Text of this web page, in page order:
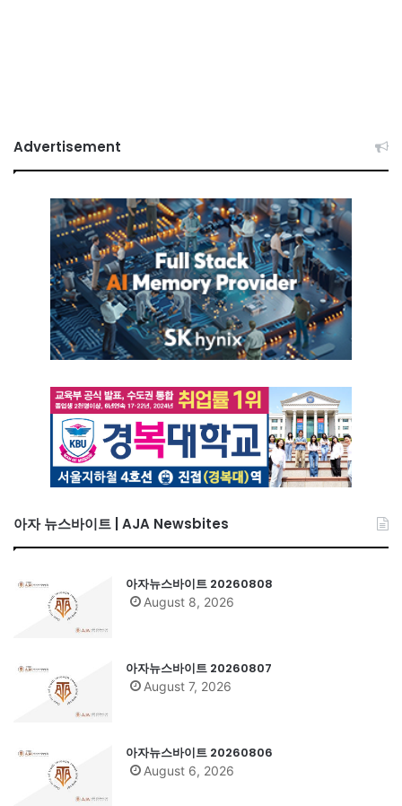
Advertisement
아자 뉴스바이트 | AJA Newsbites
아자뉴스바이트 20260808
August 8, 2026
아자뉴스바이트 20260807
August 7, 2026
아자뉴스바이트 20260806
August 6, 2026